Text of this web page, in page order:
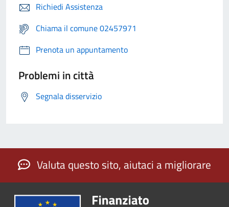
Richiedi Assistenza
Chiama il comune 02457971
Prenota un appuntamento
Problemi in città
Segnala disservizio
Valuta questo sito, aiutaci a migliorare